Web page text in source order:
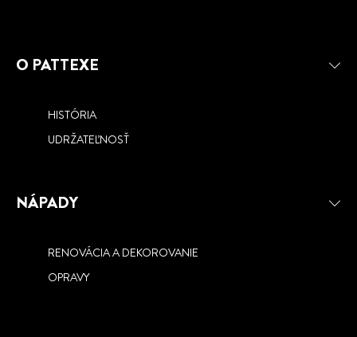
O PATTEXE
HISTÓRIA
UDRŽATEĽNOSŤ
NÁPADY
RENOVÁCIA A DEKOROVANIE
OPRAVY